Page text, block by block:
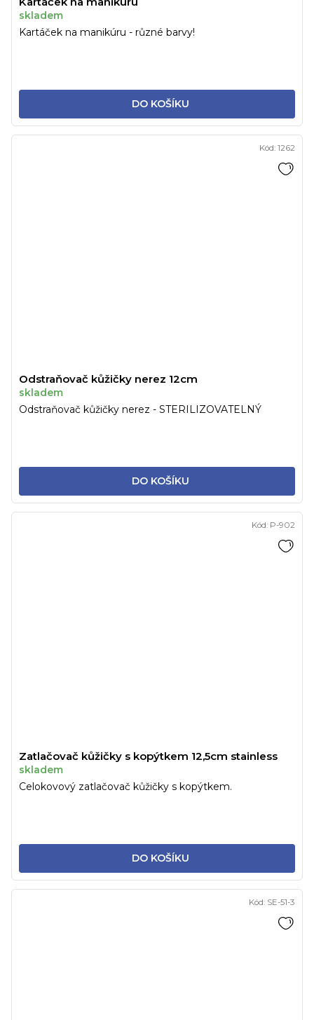
skladem
DO KOŠÍKU
Kartáček na manikúru - různé barvy!
Odstraňovač kůžičky nerez 12cm
skladem
DO KOŠÍKU
Odstraňovač kůžičky nerez - STERILIZOVATELNÝ
Kód: 1262
Zatlačovač kůžičky s kopýtkem 12,5cm stainless
skladem
DO KOŠÍKU
Celokovový zatlačovač kůžičky s kopýtkem.
Kód: P-902
Kód: SE-51-3